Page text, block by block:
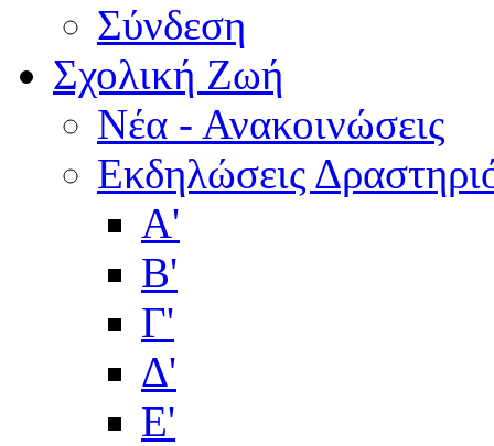
Σύνδεση
Σχολική Ζωή
Νέα - Ανακοινώσεις
Εκδηλώσεις
Α'
Β'
Γ'
Δ'
Ε'